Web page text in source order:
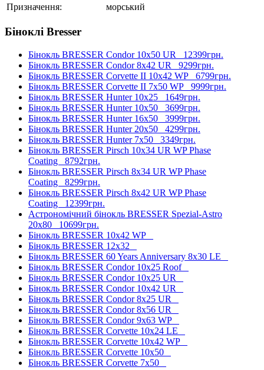
Призначення:
морський
Біноклі Bresser
Бінокль BRESSER Condor 10x50 UR 12399грн.
Бінокль BRESSER Condor 8x42 UR 9299грн.
Бінокль BRESSER Corvette II 10x42 WP 6799грн.
Бінокль BRESSER Corvette II 7x50 WP 9999грн.
Бінокль BRESSER Hunter 10x25 1649грн.
Бінокль BRESSER Hunter 10x50 3699грн.
Бінокль BRESSER Hunter 16x50 3999грн.
Бінокль BRESSER Hunter 20x50 4299грн.
Бінокль BRESSER Hunter 7x50 3349грн.
Бінокль BRESSER Pirsch 10x34 UR WP Phase
Coating 8792грн.
Бінокль BRESSER Pirsch 8x34 UR WP Phase
Coating 8299грн.
Бінокль BRESSER Pirsch 8x42 UR WP Phase
Coating 12399грн.
Астрономічний бінокль BRESSER Spezial-Astro
20x80 10699грн.
Бінокль BRESSER 10x42 WP
Бінокль BRESSER 12x32
Бінокль BRESSER 60 Years Anniversary 8x30 LE
Бінокль BRESSER Condor 10x25 Roof
Бінокль BRESSER Condor 10x25 UR
Бінокль BRESSER Condor 10x42 UR
Бінокль BRESSER Condor 8x25 UR
Бінокль BRESSER Condor 8x56 UR
Бінокль BRESSER Condor 9x63 WP
Бінокль BRESSER Corvette 10x24 LE
Бінокль BRESSER Corvette 10x42 WP
Бінокль BRESSER Corvette 10x50
Бінокль BRESSER Corvette 7x50